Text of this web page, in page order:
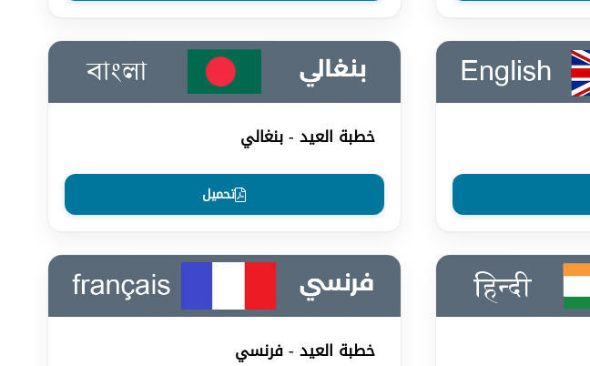
خطبة العيد - بنغالي
تحميل
خطبة العيد - فرنسي